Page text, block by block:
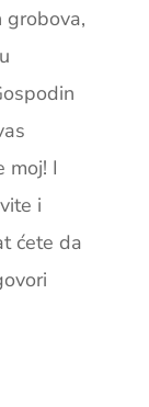
grobova,
moj! I
i
ćete da